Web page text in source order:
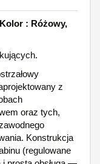
: Różowy,
z
oraz tych,
Konstrukcja
(regulowane